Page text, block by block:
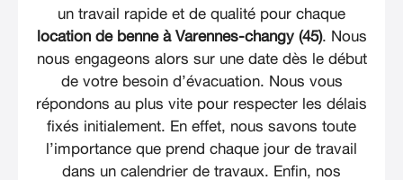
un travail rapide et de qualité pour chaque
location de benne à Varennes-changy (45). Nous
nous engageons alors sur une date dès le début
de votre besoin d’évacuation. Nous vous
répondons au plus vite pour respecter les délais
fixés initialement. En effet, nous savons toute
l’importance que prend chaque jour de travail
dans un calendrier de travaux. Enfin, nos